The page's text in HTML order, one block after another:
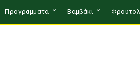
Προγράμματα Βαμβάκι